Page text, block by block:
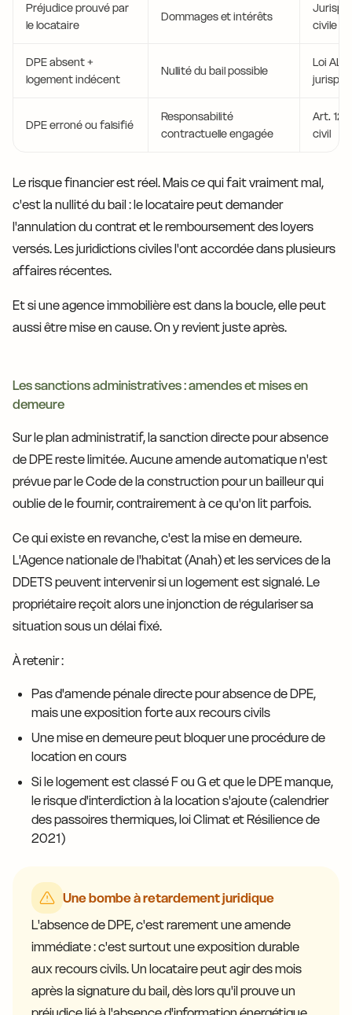
Préjudice prouvé par
le locataire
Dommages et intérêts
civile
DPE absent +
logement indécent
Nullité du bail possible
Loi
DPE erroné ou falsifié
Responsabilité
contractuelle engagée
Art.
civil
Le risque financier est réel. Mais ce qui fait vraiment mal,
c'est la nullité du bail : le locataire peut demander
l'annulation du contrat et le remboursement des loyers
versés. Les juridictions civiles l'ont accordée dans plusieurs
affaires récentes.
Et si une agence immobilière est dans la boucle, elle peut
aussi être mise en cause. On y revient juste après.
Les sanctions administratives : amendes et mises en
demeure
Sur le plan administratif, la sanction directe pour absence
de DPE reste limitée. Aucune amende automatique n'est
prévue par le Code de la construction pour un bailleur qui
oublie de le fournir, contrairement à ce qu'on lit parfois.
Ce qui existe en revanche, c'est la mise en demeure.
L'Agence nationale de l'habitat (Anah) et les services de la
DDETS peuvent intervenir si un logement est signalé. Le
propriétaire reçoit alors une injonction de régulariser sa
situation sous un délai fixé.
À retenir :
Pas d'amende pénale directe pour absence de DPE,
mais une exposition forte aux recours civils
Une mise en demeure peut bloquer une procédure de
location en cours
Si le logement est classé F ou G et que le DPE manque,
le risque d'interdiction à la location s'ajoute (calendrier
des passoires thermiques, loi Climat et Résilience de
2021)
Une bombe à retardement juridique
L'absence de DPE, c'est rarement une amende
immédiate : c'est surtout une exposition durable
aux recours civils. Un locataire peut agir des mois
après la signature du bail, dès lors qu'il prouve un